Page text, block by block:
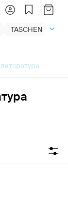
TASCHEN